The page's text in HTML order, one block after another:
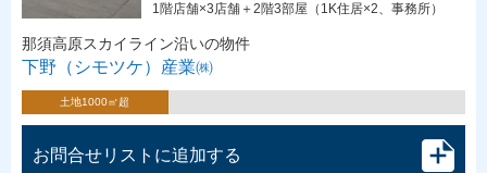
1階店舗×3店舗＋2階3部屋（1K住居×2、事務所）
那須高原スカイライン沿いの物件
下野（シモツケ）産業㈱
土地1000㎡超
お問合せリストに追加する